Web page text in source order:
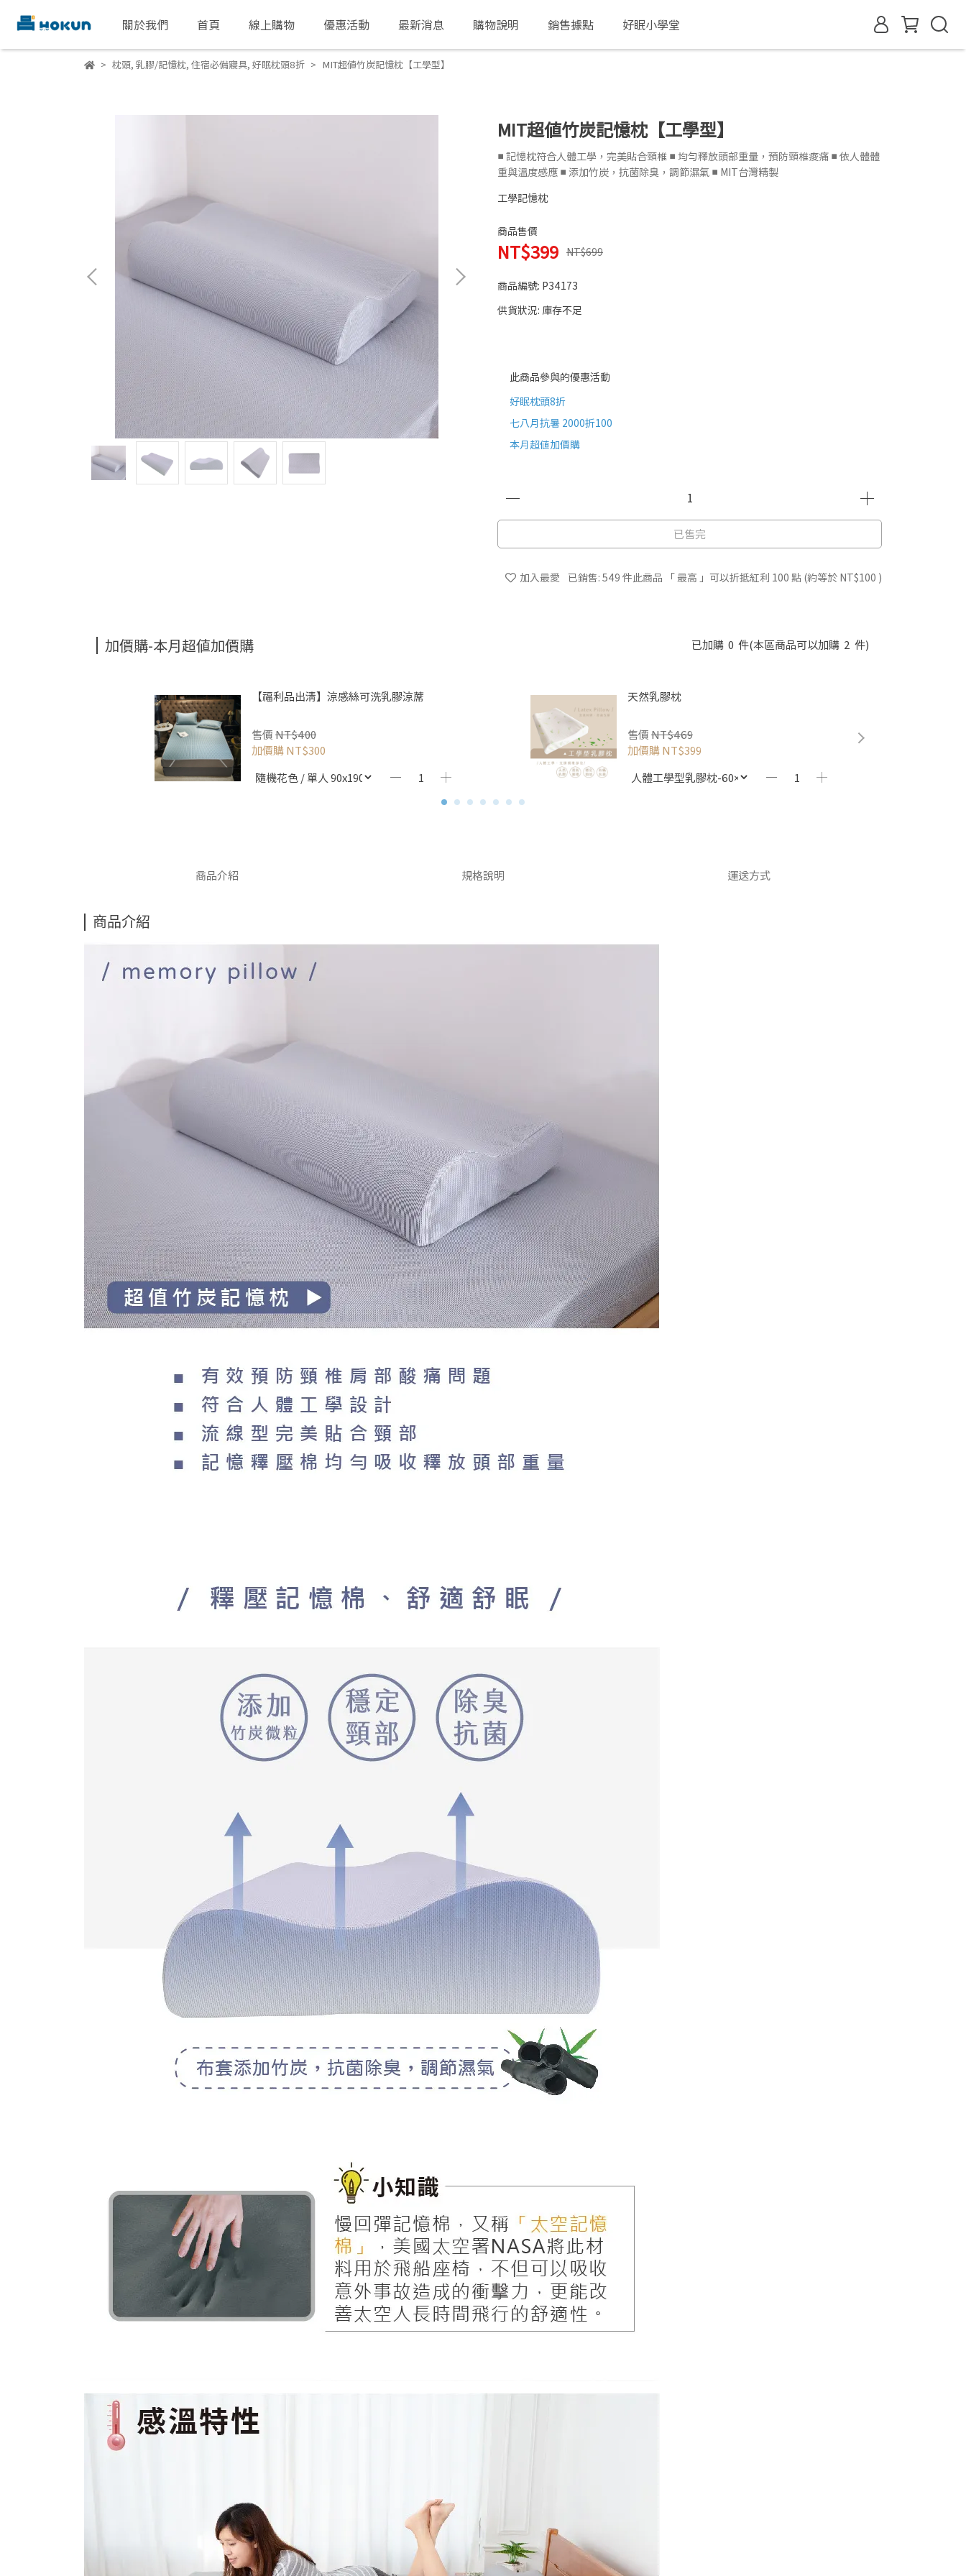
關於我們 首頁 線上購物 優惠活動 最新消息 購物說明 銷售據點 好眠小學堂
枕頭, 乳膠/記憶枕, 住宿必備寢具, 好眠枕頭8折 MIT超值竹炭記憶枕【工學型】
MIT超值竹炭記憶枕【工學型】
■ 記憶枕符合人體工學，完美貼合頸椎 ■ 均勻釋放頭部重量，預防頸椎痠痛 ■ 依人體體
重與溫度感應 ■ 添加竹炭，抗菌除臭，調節濕氣 ■ MIT台灣精製
工學記憶枕
商品售價
NT$399 NT$699
商品編號: P34173
供貨狀況: 庫存不足
此商品參與的優惠活動
好眠枕頭8折
七八月抗暑 2000折100
本月超值加價購
已售完
加入最愛 已銷售: 549 件此商品 「 最高 」可以折抵紅利 100 點 (約等於 NT$100 )
加價購-本月超值加價購 已加購 0 件(本區商品可以加購 2 件)
【福利品出清】涼感絲可洗乳膠涼蓆
售價NT$400
加價購NT$300
天然乳膠枕
售價NT$469
加價購NT$399
商品介紹 規格說明 運送方式
商品介紹